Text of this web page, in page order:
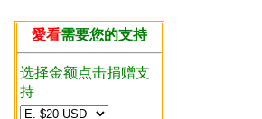
愛看需要您的支持
选择金额点击捐赠支
持